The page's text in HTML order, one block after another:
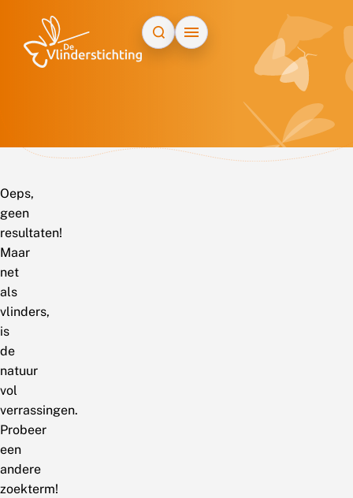
Oeps,
geen
resultaten!
Maar
net
als
vlinders,
is
de
natuur
vol
verrassingen.
Probeer
een
andere
zoekterm!